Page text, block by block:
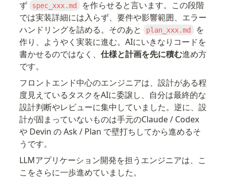
ず
spec_xxx.md
を作らせると言います。この段階
では実装詳細には入らず、要件や影響範囲、エラー
ハンドリングを詰める。そのあと
plan_xxx.md
を
作り、ようやく実装に進む。AIにいきなりコードを
書かせるのではなく、 仕様と計画を先に積む進め方
です。
フロントエンド中心のエンジニアは、設計がある程
度見えているタスクをAIに委譲し、自分は最終的な
設計判断やレビューに集中していました。逆に、設
計が固まっていないものは手元のClaude / Codex
や Devin の Ask / Plan で壁打ちしてから進めるそ
うです。
LLMアプリケーション開発を担うエンジニアは、こ
こをさらに一歩進めていました。